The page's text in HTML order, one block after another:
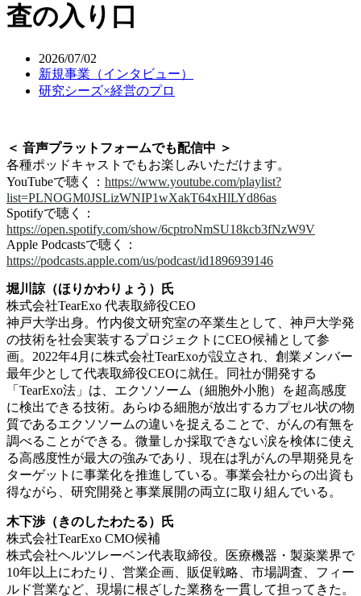
査の入り口
2026/07/02
新規事業（インタビュー）
研究シーズ×経営のプロ
＜ 音声プラットフォームでも配信中 ＞
各種ポッドキャストでもお楽しみいただけます。
YouTubeで聴く： https://www.youtube.com/playlist?
list=PLNOGM0JSLizWNIP1wXakT64xHlLYd86as
Spotifyで聴く：
https://open.spotify.com/show/6cptroNmSU18kcb3fNzW9V
Apple Podcastsで聴く：
https://podcasts.apple.com/us/podcast/id1896939146
堀川諒（ほりかわりょう）氏
株式会社TearExo 代表取締役CEO
神戸大学出身。竹内俊文研究室の卒業生として、神戸大学発
の技術を社会実装するプロジェクトにCEO候補として参
画。2022年4月に株式会社TearExoが設立され、創業メンバー
最年少として代表取締役CEOに就任。
同社が開発する
「TearExo法」は、エクソソーム（細胞外小胞）を超高感度
に検出できる技術。あらゆる細胞が放出するカプセル状の物
質であるエクソソームの違いを捉えることで、がんの有無を
調べることができる。微量しか採取できない涙を検体に使え
る高感度性が最大の強みであり、現在は乳がんの早期発見を
ターゲットに事業化を推進している。事業会社からの出資も
得ながら、研究開発と事業展開の両立に取り組んでいる。
木下渉（きのしたわたる）氏
株式会社TearExo CMO候補
株式会社ヘルツレーベン代表取締役。医療機器・製薬業界で
10年以上にわたり、営業企画、販促戦略、市場調査、フィー
ルド営業など、現場に根ざした業務を一貫して担ってきた。